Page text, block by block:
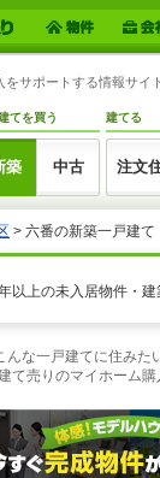
サポートする情報サイ
てを買う
築 中古
建てる
注文
> 六番の新築一戸建て
年以上の未入居物件・
な一戸建てに住み
売りのマイホーム購